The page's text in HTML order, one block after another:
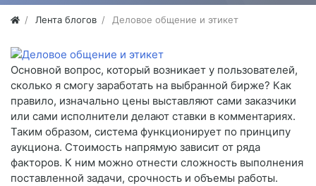
Лента блогов Деловое общение и этикет
Основной вопрос, который возникает у пользователей,
сколько я смогу заработать на выбранной бирже? Как
правило, изначально цены выставляют сами заказчики
или сами исполнители делают ставки в комментариях.
Таким образом, система функционирует по принципу
аукциона. Стоимость напрямую зависит от ряда
факторов. К ним можно отнести сложность выполнения
поставленной задачи, срочность и объемы работы.